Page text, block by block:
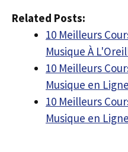
Related Posts:
10 Meilleurs
Musique À
10 Meilleurs
Musique en Ligne
10 Meilleurs
Musique en Ligne